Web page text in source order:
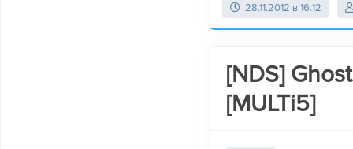
28.11.2012 в 16:12
[NDS]
[MULTi5]